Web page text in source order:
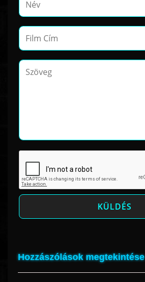
Hozzászólások megtekintése